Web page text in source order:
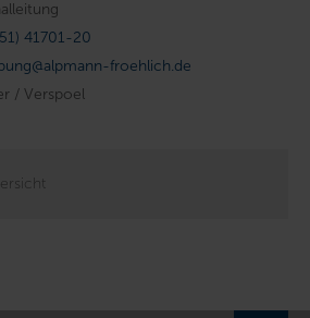
41701-20
froehlich.de
/ Verspoel